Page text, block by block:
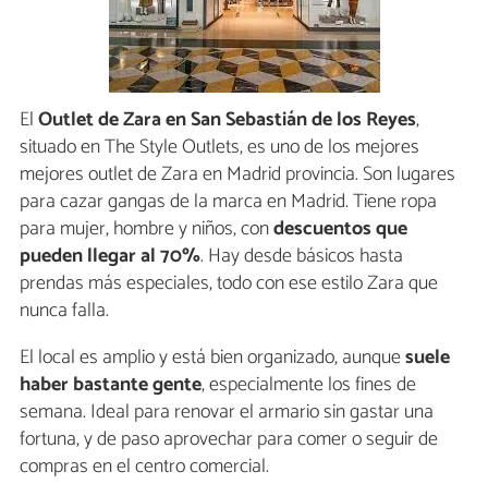
ElOutlet de Zara en San Sebastián de los Reyes,
situado en The Style Outlets, es uno de los mejores
mejores outlet de Zara en Madrid provincia. Son lugares
para cazar gangas de la marca en Madrid. Tiene ropa
para mujer, hombre y niños, condescuentos que
pueden llegar al 70%. Hay desde básicos hasta
prendas más especiales, todo con ese estilo Zara que
nunca falla.
El local es amplio y está bien organizado, aunquesuele
haber bastante gente, especialmente los fines de
semana. Ideal para renovar el armario sin gastar una
fortuna, y de paso aprovechar para comer o seguir de
compras en el centro comercial.